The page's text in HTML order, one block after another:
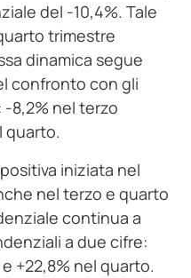
del -10,4%. Tale
trimestre
dinamica segue
confronto con gli
-8,2% nel terzo
quarto.
iniziata nel
nel terzo e quarto
continua a
a due cifre:
+22,8% nel quarto.